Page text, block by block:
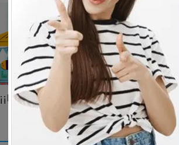
¡¡No te lo puedes perder!!